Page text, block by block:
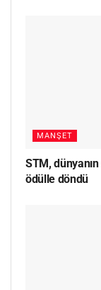
MANŞET
STM,
ödülle döndü